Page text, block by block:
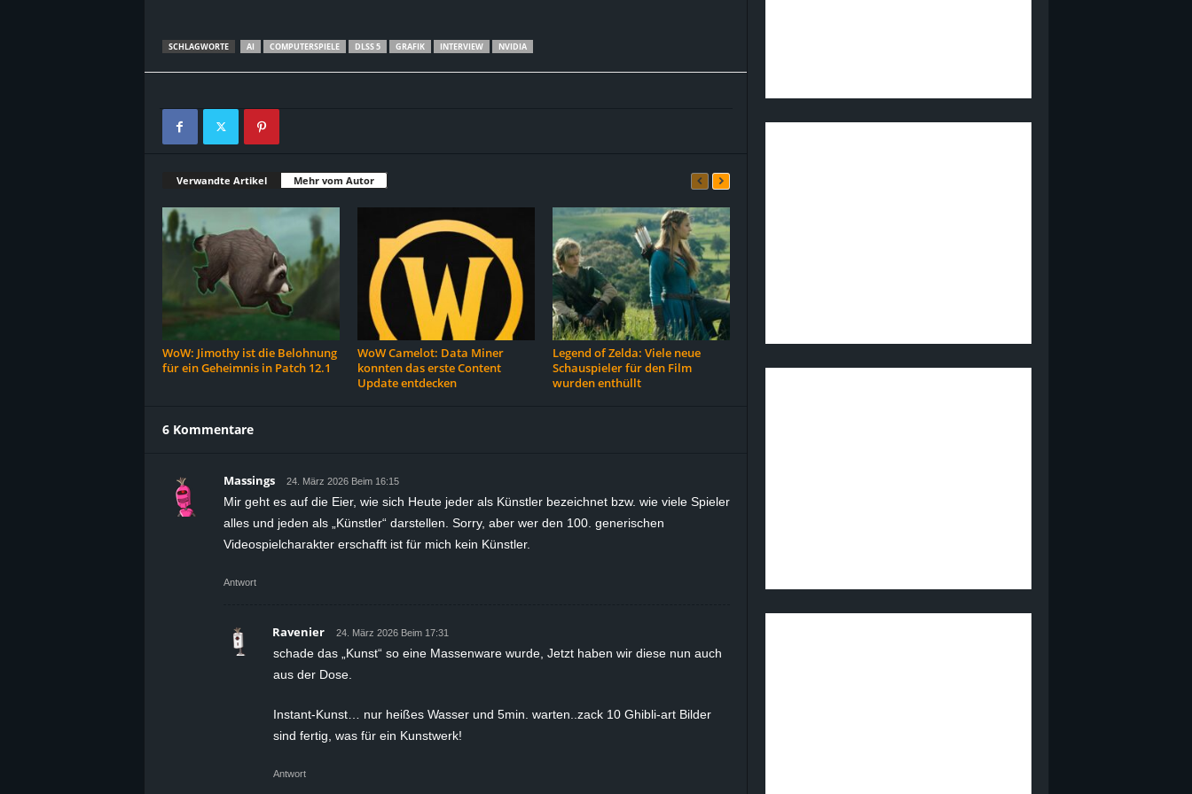
SCHLAGWORTE AI COMPUTERSPIELE DLSS 5 GRAFIK INTERVIEW NVIDIA
Verwandte Artikel Mehr vom Autor
WoW: Jimothy ist die Belohnung
für ein Geheimnis in Patch 12.1
WoW Camelot: Data Miner
konnten das erste Content
Update entdecken
Legend of Zelda: Viele neue
Schauspieler für den Film
wurden enthüllt
6 Kommentare
Massings 24. März 2026 Beim 16:15
Mir geht es auf die Eier, wie sich Heute jeder als Künstler bezeichnet bzw. wie viele Spieler
alles und jeden als „Künstler“ darstellen. Sorry, aber wer den 100. generischen
Videospielcharakter erschafft ist für mich kein Künstler.
Antwort
Ravenier 24. März 2026 Beim 17:31
schade das „Kunst“ so eine Massenware wurde, Jetzt haben wir diese nun auch
aus der Dose.
Instant-Kunst… nur heißes Wasser und 5min. warten..zack 10 Ghibli-art Bilder
sind fertig, was für ein Kunstwerk!
Antwort